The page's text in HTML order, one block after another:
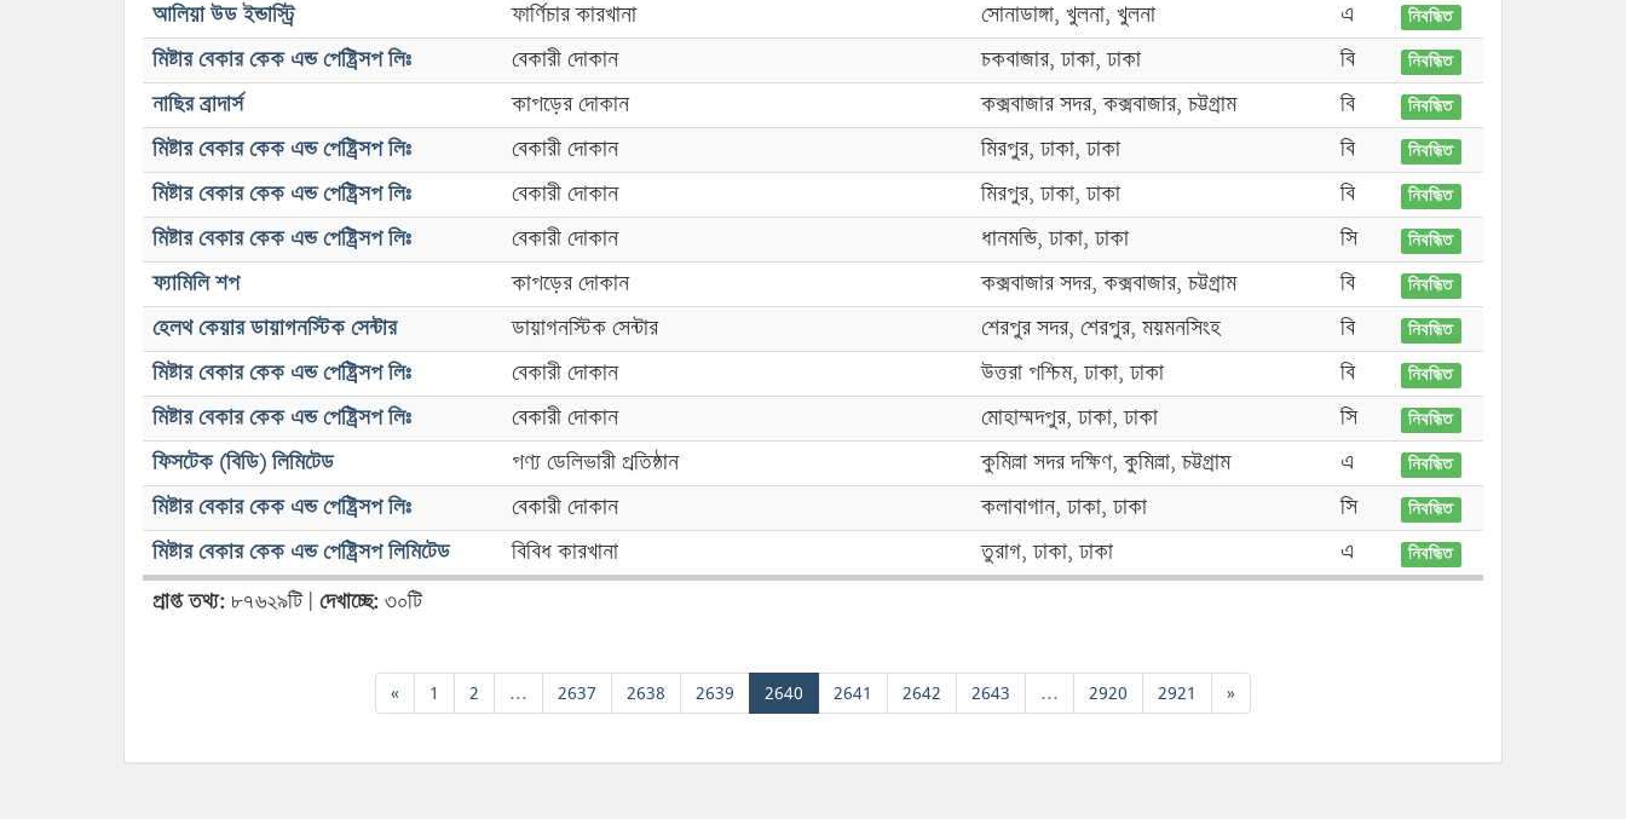
আলিয়া উড ইন্ডাস্ট্রি ফার্ণিচার কারখানা সোনাডাঙ্গা, খুলনা, খুলনা এ নিবন্ধিত
মিষ্টার বেকার কেক এন্ড পেষ্ট্রিসপ লিঃ বেকারী দোকান চকবাজার, ঢাকা, ঢাকা বি নিবন্ধিত
নাছির ব্রাদার্স কাপড়ের দোকান কক্সবাজার সদর, কক্সবাজার, চট্টগ্রাম বি নিবন্ধিত
মিষ্টার বেকার কেক এন্ড পেষ্ট্রিসপ লিঃ বেকারী দোকান মিরপুর, ঢাকা, ঢাকা বি নিবন্ধিত
মিষ্টার বেকার কেক এন্ড পেষ্ট্রিসপ লিঃ বেকারী দোকান মিরপুর, ঢাকা, ঢাকা বি নিবন্ধিত
মিষ্টার বেকার কেক এন্ড পেষ্ট্রিসপ লিঃ বেকারী দোকান ধানমন্ডি, ঢাকা, ঢাকা সি নিবন্ধিত
ফ্যামিলি শপ কাপড়ের দোকান কক্সবাজার সদর, কক্সবাজার, চট্টগ্রাম বি নিবন্ধিত
হেলথ কেয়ার ডায়াগনস্টিক সেন্টার ডায়াগনস্টিক সেন্টার শেরপুর সদর, শেরপুর, ময়মনসিংহ বি নিবন্ধিত
মিষ্টার বেকার কেক এন্ড পেষ্ট্রিসপ লিঃ বেকারী দোকান উত্তরা পশ্চিম, ঢাকা, ঢাকা বি নিবন্ধিত
মিষ্টার বেকার কেক এন্ড পেষ্ট্রিসপ লিঃ বেকারী দোকান মোহাম্মদপুর, ঢাকা, ঢাকা সি নিবন্ধিত
ফিসটেক (বিডি) লিমিটেড পণ্য ডেলিভারী প্রতিষ্ঠান কুমিল্লা সদর দক্ষিণ, কুমিল্লা, চট্টগ্রাম এ নিবন্ধিত
মিষ্টার বেকার কেক এন্ড পেষ্ট্রিসপ লিঃ বেকারী দোকান কলাবাগান, ঢাকা, ঢাকা সি নিবন্ধিত
মিষ্টার বেকার কেক এন্ড পেষ্ট্রিসপ লিমিটেড বিবিধ কারখানা তুরাগ, ঢাকা, ঢাকা এ নিবন্ধিত
প্রাপ্ত তথ্য: ৮৭৬২৯টি | দেখাচ্ছে: ৩০টি
« 1 2 ... 2637 2638 2639 2640 2641 2642 2643 ... 2920 2921 »